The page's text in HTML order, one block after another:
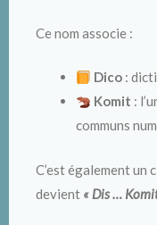
Ce nom associe :
Dico :
Komit :
communs
C’est également un
devient « Dis …